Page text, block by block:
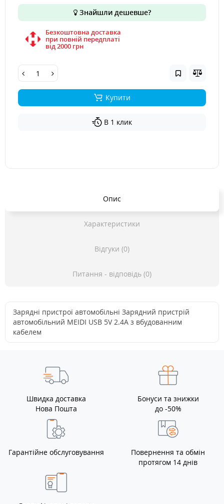
Знайшли дешевше?
Безкоштовна доставка
при повній передплаті
вiд 2000 грн
Купити
В 1 клик
Опис
Характеристики
Відгуки (0)
Питання - відповідь (0)
Зарядні пристрої автомобільні Зарядний пристрій
автомобільний MEIDI USB 5V 2.4A з вбудованним
кабелем
Швидка доставка
Нова Пошта
Бонуси та знижки
до -50%
Гарантійне обслуговування
Повернення та обмін
протягом 14 днів